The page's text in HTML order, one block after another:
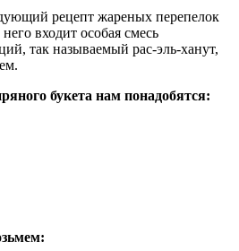
рецепт жареных перепелок
входит особая смесь
так называемый рас-эль-ханут,
букета нам понадобятся: